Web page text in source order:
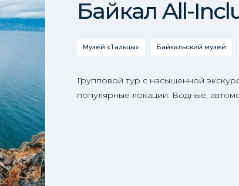
Байкал All-
Музей «Тальцы» Байкальский музей
Групповой тур с насыщенной
популярные локации. Водные,